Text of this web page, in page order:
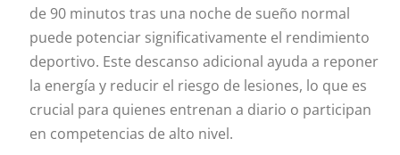
de 90 minutos tras una noche de sueño normal
puede potenciar significativamente el rendimiento
deportivo. Este descanso adicional ayuda a reponer
la energía y reducir el riesgo de lesiones, lo que es
crucial para quienes entrenan a diario o participan
en competencias de alto nivel.